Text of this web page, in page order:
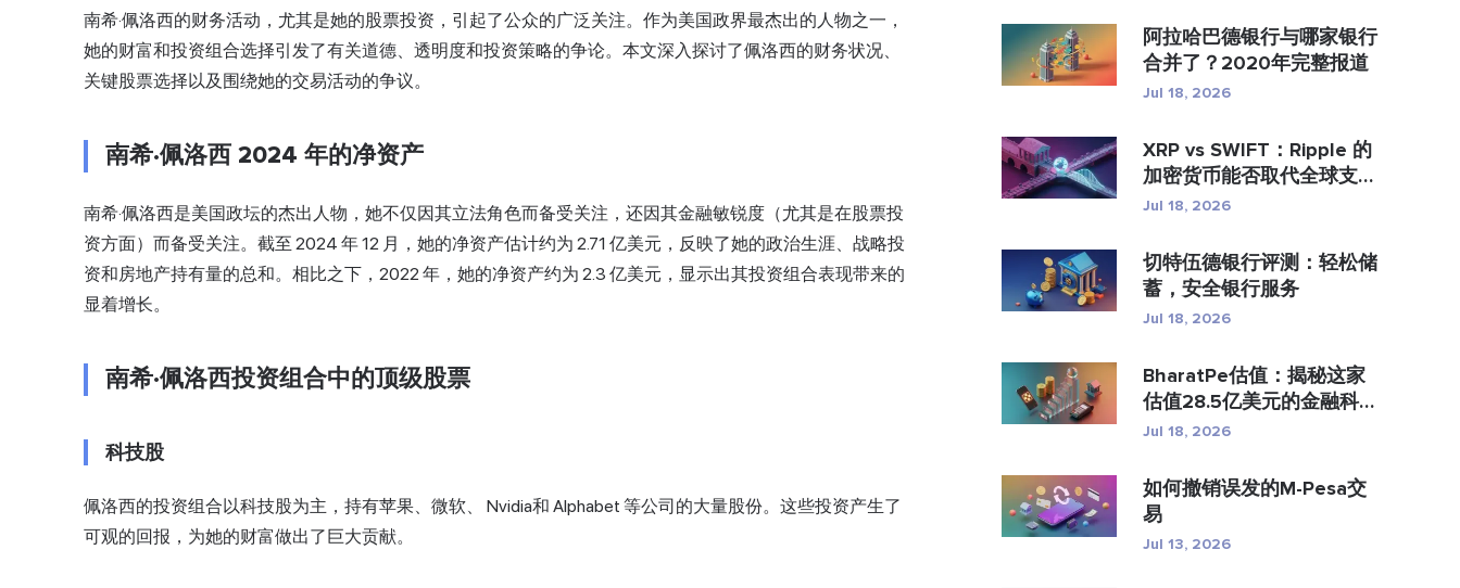
南希·佩洛西的财务活动，尤其是她的股票投资，引起了公众的广泛关注。作为美国政界最杰出的人物之一，
她的财富和投资组合选择引发了有关道德、透明度和投资策略的争论。本文深入探讨了佩洛西的财务状况、
关键股票选择以及围绕她的交易活动的争议。
南希·佩洛西 2024 年的净资产
南希·佩洛西是美国政坛的杰出人物，她不仅因其立法角色而备受关注，还因其金融敏锐度（尤其是在股票投
资方面）而备受关注。截至 2024 年 12 月，她的净资产估计约为 2.71 亿美元，反映了她的政治生涯、战略投
资和房地产持有量的总和。相比之下，2022 年，她的净资产约为 2.3 亿美元，显示出其投资组合表现带来的
显着增长。
南希·佩洛西投资组合中的顶级股票
科技股
佩洛西的投资组合以科技股为主，持有苹果、微软、 Nvidia和 Alphabet 等公司的大量股份。这些投资产生了
可观的回报，为她的财富做出了巨大贡献。
阿拉哈巴德银行与哪家银行
合并了？2020年完整报道
Jul 18, 2026
XRP vs SWIFT：Ripple 的
加密货币能否取代全球支
付？
Jul 18, 2026
切特伍德银行评测：轻松储
蓄，安全银行服务
Jul 18, 2026
BharatPe估值：揭秘这家
估值28.5亿美元的金融科技
独...
Jul 18, 2026
如何撤销误发的M-Pesa交
易
Jul 13, 2026